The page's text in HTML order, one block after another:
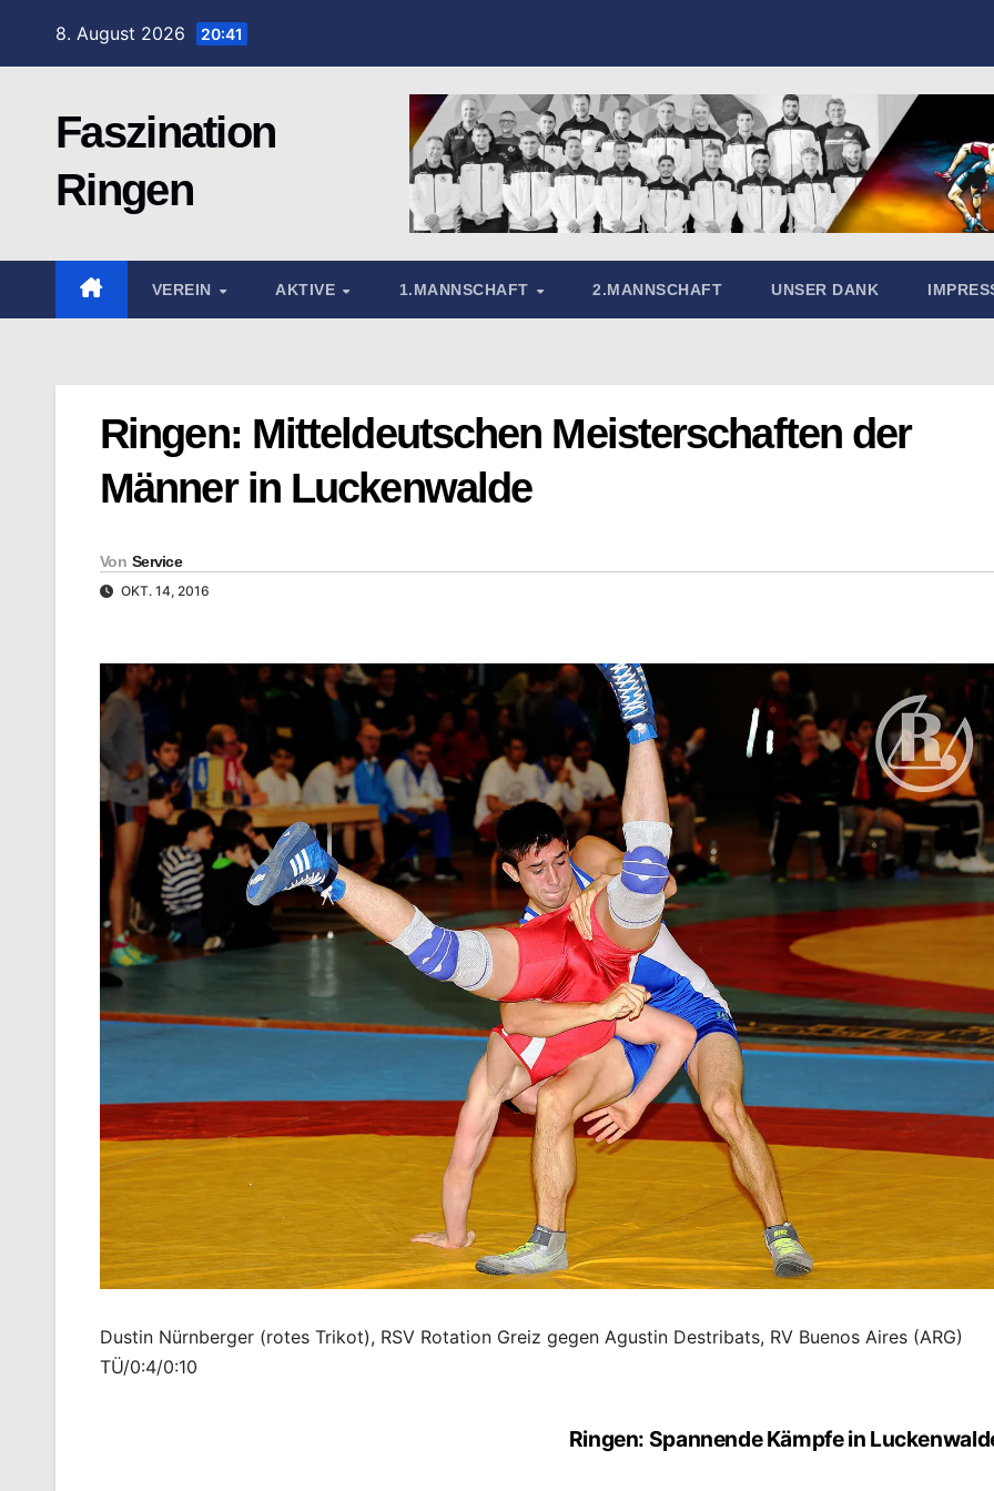
8. August 2026 20:41
Faszination
Ringen
VEREIN AKTIVE 1.MANNSCHAFT 2.MANNSCHAFT UNSER DANK
Ringen: Mitteldeutschen Meisterschaften der
Männer in Luckenwalde
Von Service
OKT. 14, 2016
Dustin Nürnberger (rotes Trikot), RSV Rotation Greiz gegen Agustin Destribats, RV Buenos Aires (ARG)
TÜ/0:4/0:10
Ringen: Spannende Kämpfe in